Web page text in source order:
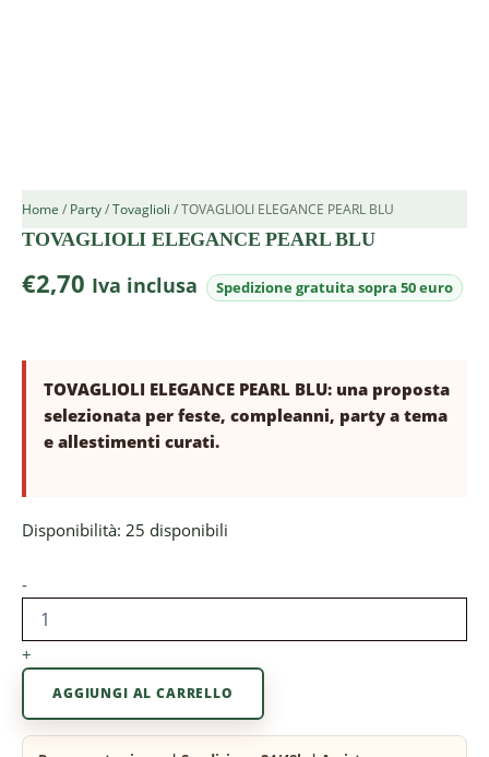
Home / Party/Tovaglioli / TOVAGLIOLI ELEGANCE PEARL BLU
TOVAGLIOLI ELEGANCE PEARL BLU
€2,70 Iva inclusa
TOVAGLIOLI ELEGANCE PEARL BLU: una proposta
selezionata per feste, compleanni, party a tema
e allestimenti curati.
Disponibilità: 25 disponibili
-
+
AGGIUNGI AL CARRELLO